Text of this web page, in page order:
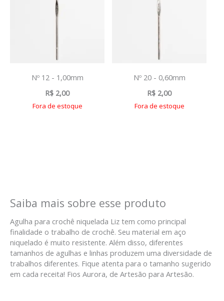
Nº 12 - 1,00mm
R$ 2,00
Fora de estoque
Nº 20 - 0,60mm
R$ 2,00
Fora de estoque
Saiba mais sobre esse produto
Agulha para crochê niquelada Liz tem como principal
finalidade o trabalho de crochê. Seu material em aço
niquelado é muito resistente. Além disso, diferentes
tamanhos de agulhas e linhas produzem uma diversidade de
trabalhos diferentes. Fique atenta para o tamanho sugerido
em cada receita! Fios Aurora, de Artesão para Artesão.